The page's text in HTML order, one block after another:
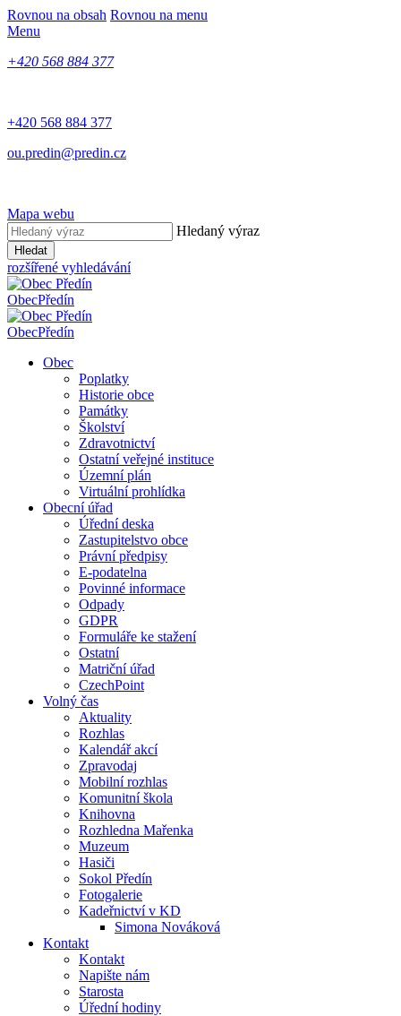
Rovnou na obsah Rovnou na menu
Menu
+420 568 884 377
+420 568 884 377
ou.predin@predin.cz
Mapa webu
Hledaný výraz
Hledat
rozšířené vyhledávání
ObecPředín
ObecPředín
Obec
Poplatky
Historie obce
Památky
Školství
Zdravotnictví
Ostatní veřejné instituce
Územní plán
Virtuální prohlídka
Obecní úřad
Úřední deska
Zastupitelstvo obce
Právní předpisy
E-podatelna
Povinné informace
Odpady
GDPR
Formuláře ke stažení
Ostatní
Matriční úřad
CzechPoint
Volný čas
Aktuality
Rozhlas
Kalendář akcí
Zpravodaj
Mobilní rozhlas
Komunitní škola
Knihovna
Rozhledna Mařenka
Muzeum
Hasiči
Sokol Předín
Fotogalerie
Kadeřnictví v KD
Simona Nováková
Kontakt
Kontakt
Napište nám
Starosta
Úřední hodiny